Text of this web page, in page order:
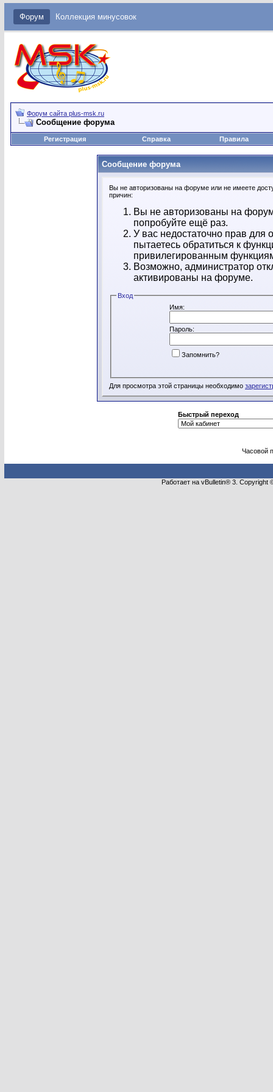
Форум Коллекция минусовок
Форум сайта plus-msk.ru
Сообщение форума
Регистрация Справка Правила
Сообщение форума
Вы не авторизованы на форуме или не имеете
причин:
Вы не авторизованы на
попробуйте ещё раз.
У вас недостаточно прав
пытаетесь обратиться к
привилегированным
Возможно, администратор
активированы на форуме.
Вход
Имя:
Пароль:
Запомнить?
Для просмотра этой страницы необходимо
Быстрый переход
Часовой
Работает на vBulletin® 3.